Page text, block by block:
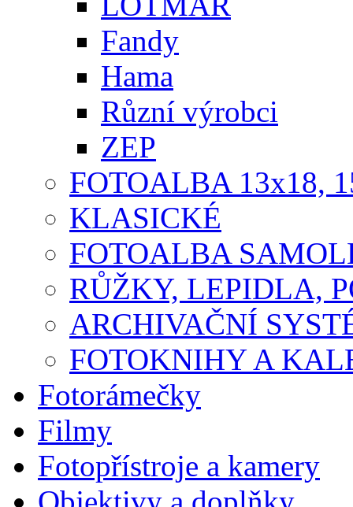
Fandy
Hama
Různí výrobci
ZEP
FOTOALBA 13x18,
KLASICKÉ
FOTOALBA
RŮŽKY, LEPIDLA,
ARCHIVAČNÍ
FOTOKNIHY A
Fotorámečky
Filmy
Fotopřístroje a kamery